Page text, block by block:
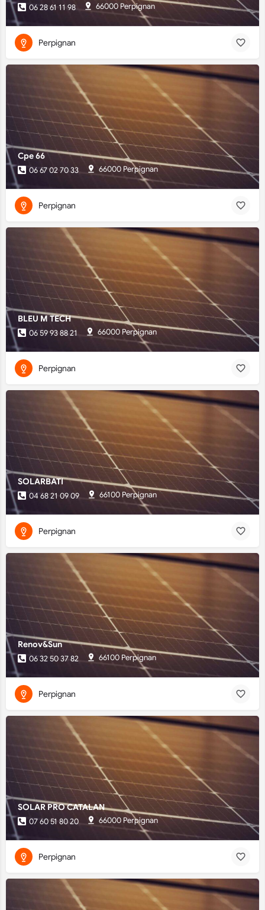
06 28 61 11 98 66000 Perpignan
Perpignan
Cpe 66
06 67 02 70 33 66000 Perpignan
Perpignan
BLEU M TECH
06 59 93 88 21 66000 Perpignan
Perpignan
SOLARBATI
04 68 21 09 09 66100 Perpignan
Perpignan
Renov&Sun
06 32 50 37 82 66100 Perpignan
Perpignan
SOLAR PRO CATALAN
07 60 51 80 20 66000 Perpignan
Perpignan